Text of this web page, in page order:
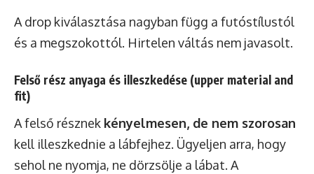
A drop kiválasztása nagyban függ a futóstílustól
és a megszokottól. Hirtelen váltás nem javasolt.
Felső rész anyaga és illeszkedése (upper material and
fit)
A felső résznek kényelmesen, de nem szorosan
kell illeszkednie a lábfejhez. Ügyeljen arra, hogy
sehol ne nyomja, ne dörzsölje a lábat. A